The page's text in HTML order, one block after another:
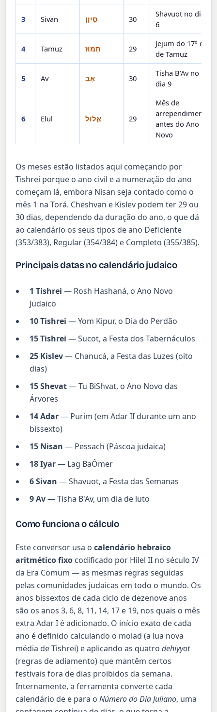
3 Sivan סִיוָן 30
Shavuot no dia
6
4 Tamuz תַּמּוּז 29
Jejum do 17º dia
de Tamuz
5 Av אָב 30
Tisha B'Av no
dia 9
6 Elul אֱלוּל 29
Mês de
arrependimento
antes do Ano
Novo
Os meses estão listados aqui começando por
Tishrei porque o ano civil e a numeração do ano
começam lá, embora Nisan seja contado como o
mês 1 na Torá. Cheshvan e Kislev podem ter 29 ou
30 dias, dependendo da duração do ano, o que dá
ao calendário os seus tipos de ano Deficiente
(353/383), Regular (354/384) e Completo (355/385).
Principais datas no calendário judaico
1 Tishrei — Rosh Hashaná, o Ano Novo
Judaico
10 Tishrei — Yom Kipur, o Dia do Perdão
15 Tishrei — Sucot, a Festa dos Tabernáculos
25 Kislev— Chanucá, a Festa das Luzes (oito
dias)
15 Shevat— Tu BiShvat, o Ano Novo das
Árvores
14 Adar— Purim (em Adar II durante um ano
bissexto)
15 Nisan — Pessach (Páscoa judaica)
18 Iyar— Lag BaÔmer
6 Sivan — Shavuot, a Festa das Semanas
9 Av— Tisha B'Av, um dia de luto
Como funciona o cálculo
Este conversor usa ocalendário hebraico
aritmético fixo codificado por Hilel II no século IV
da Era Comum — as mesmas regras seguidas
pelas comunidades judaicas em todo o mundo. Os
anos bissextos de cada ciclo de dezenove anos
são os anos 3, 6, 8, 11, 14, 17 e 19, nos quais o mês
extra Adar I é adicionado. O início exato de cada
ano é definido calculando o molad (a lua nova
média de Tishrei) e aplicando as quatrodehiyyot
(regras de adiamento) que mantêm certos
festivais fora de dias proibidos da semana.
Internamente, a ferramenta converte cada
calendário de e para oNúmero do Dia Juliano, uma